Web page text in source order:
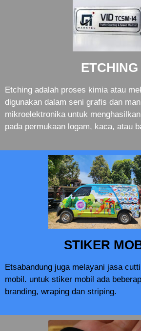
ETCHING
Etching adalah proses kimia atau
digunakan dalam seni grafis dan
mikroelektronika untuk
pada permukaan logam, kaca, atau
STIKER
Etsabandung juga melayani jasa
mobil. untuk stiker mobil ada
branding, wraping dan striping.